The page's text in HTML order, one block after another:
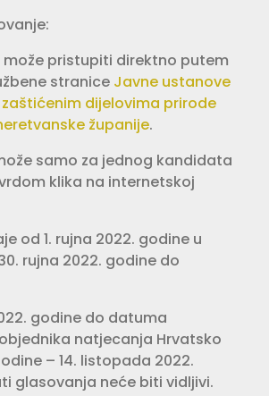
može pristupiti direktno putem
stranice Javne ustanove
dijelovima prirode
županije.
samo za jednog kandidata
klika na internetskoj
od 1. rujna 2022. godine u
rujna 2022. godine do
godine do datuma
natjecanja Hrvatsko
– 14. listopada 2022.
glasovanja neće biti vidljivi.